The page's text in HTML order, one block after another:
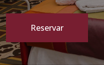
Reservar